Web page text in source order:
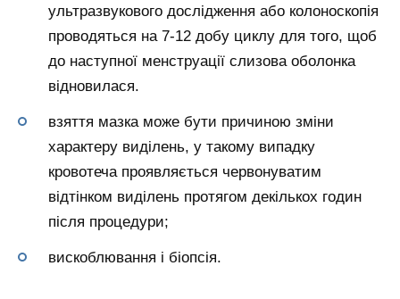
ультразвукового дослідження або колоноскопія
проводяться на 7-12 добу циклу для того, щоб
до наступної менструації слизова оболонка
відновилася.
взяття мазка може бути причиною зміни
характеру виділень, у такому випадку
кровотеча проявляється червонуватим
відтінком виділень протягом декількох годин
після процедури;
вискоблювання і біопсія.